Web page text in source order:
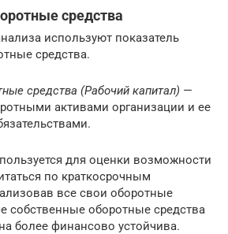
средства
используют показатель
средства.
средства (Рабочий капитал) —
активами организации и ее
для оценки возможности
по краткосрочным
все свои оборотные
собственные оборотные средства
более финансово устойчива.